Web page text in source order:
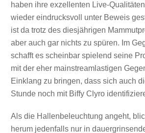
haben ihre exzellenten Live-
wieder eindrucksvoll unter Beweis
ist da trotz des diesjährigen
aber auch gar nichts zu spüren. Im
schafft es scheinbar spielend seine
mit der eher mainstreamlastigen
Einklang zu bringen, dass sich auch
Stunde noch mit Biffy Clyro
Als die Hallenbeleuchtung angeht,
herum jedenfalls nur in